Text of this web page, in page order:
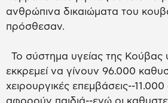
ανθρώπινα δικαιώματα του
πρόσθεσαν.
Το σύστημα υγείας της Κούβας
εκκρεμεί να γίνουν 96.000
χειρουργικές επεμβάσεις--